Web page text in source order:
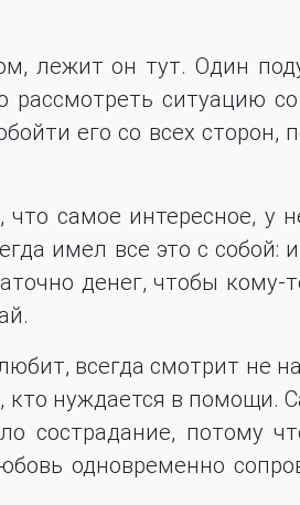
лежит он тут. Один
ситуацию со
его со всех сторон,
самое интересное, у
имел все это с собой:
денег, чтобы
всегда смотрит не на
кто нуждается в помощи.
сострадание, потому
одновременно